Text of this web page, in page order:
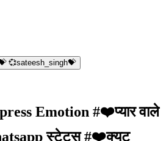
💞sateesh_singh💝
Emotion #❤️प्यार वाले
स्टेटस #❤️क्यूट